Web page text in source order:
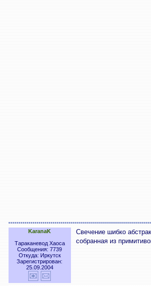
KaranaK
Тараканевод Хаоса
Сообщения: 7739
Откуда: Иркутск
Зарегистрирован:
25.09.2004
Свечение шибко
собранная из